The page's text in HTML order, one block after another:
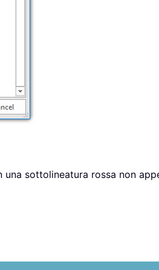
sottolineatura rossa non